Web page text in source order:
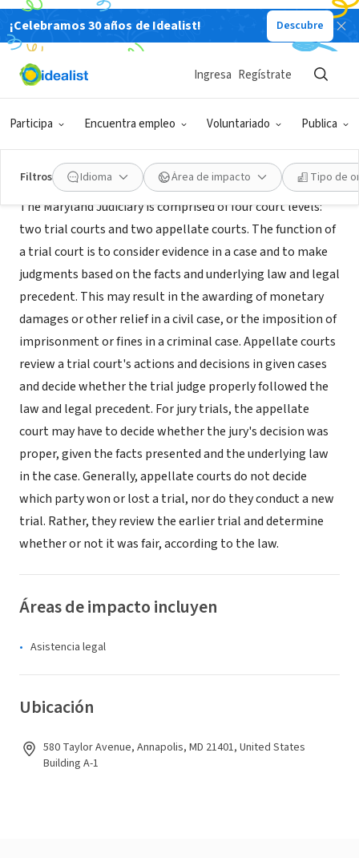
¡Celebramos 30 años de Idealist! Descubre
Participa Encuentra empleo Voluntariado Publica
Ingresa Regístrate
Filtros Idioma Área de impacto Tipo de
GOBIERNO
State of Maryland - Judiciary
Acerca de
The Maryland Judiciary is comprised of four court levels:
two trial courts and two appellate courts. The function of
a trial court is to consider evidence in a case and to make
judgments based on the facts and underlying law and legal
precedent. This may result in the awarding of monetary
damages or other relief in a civil case, or the imposition of
imprisonment or fines in a criminal case. Appellate courts
review a trial court's actions and decisions in given cases
and decide whether the trial judge properly followed the
law and legal precedent. For jury trials, the appellate
court may have to decide whether the jury's decision was
proper, given the facts presented and the underlying law
in the case. Generally, appellate courts do not decide
which party won or lost a trial, nor do they conduct a new
trial. Rather, they review the earlier trial and determine
whether or not it was fair, according to the law.
Áreas de impacto incluyen
Asistencia legal
Ubicación
580 Taylor Avenue, Annapolis, MD 21401, United States
Building A-1